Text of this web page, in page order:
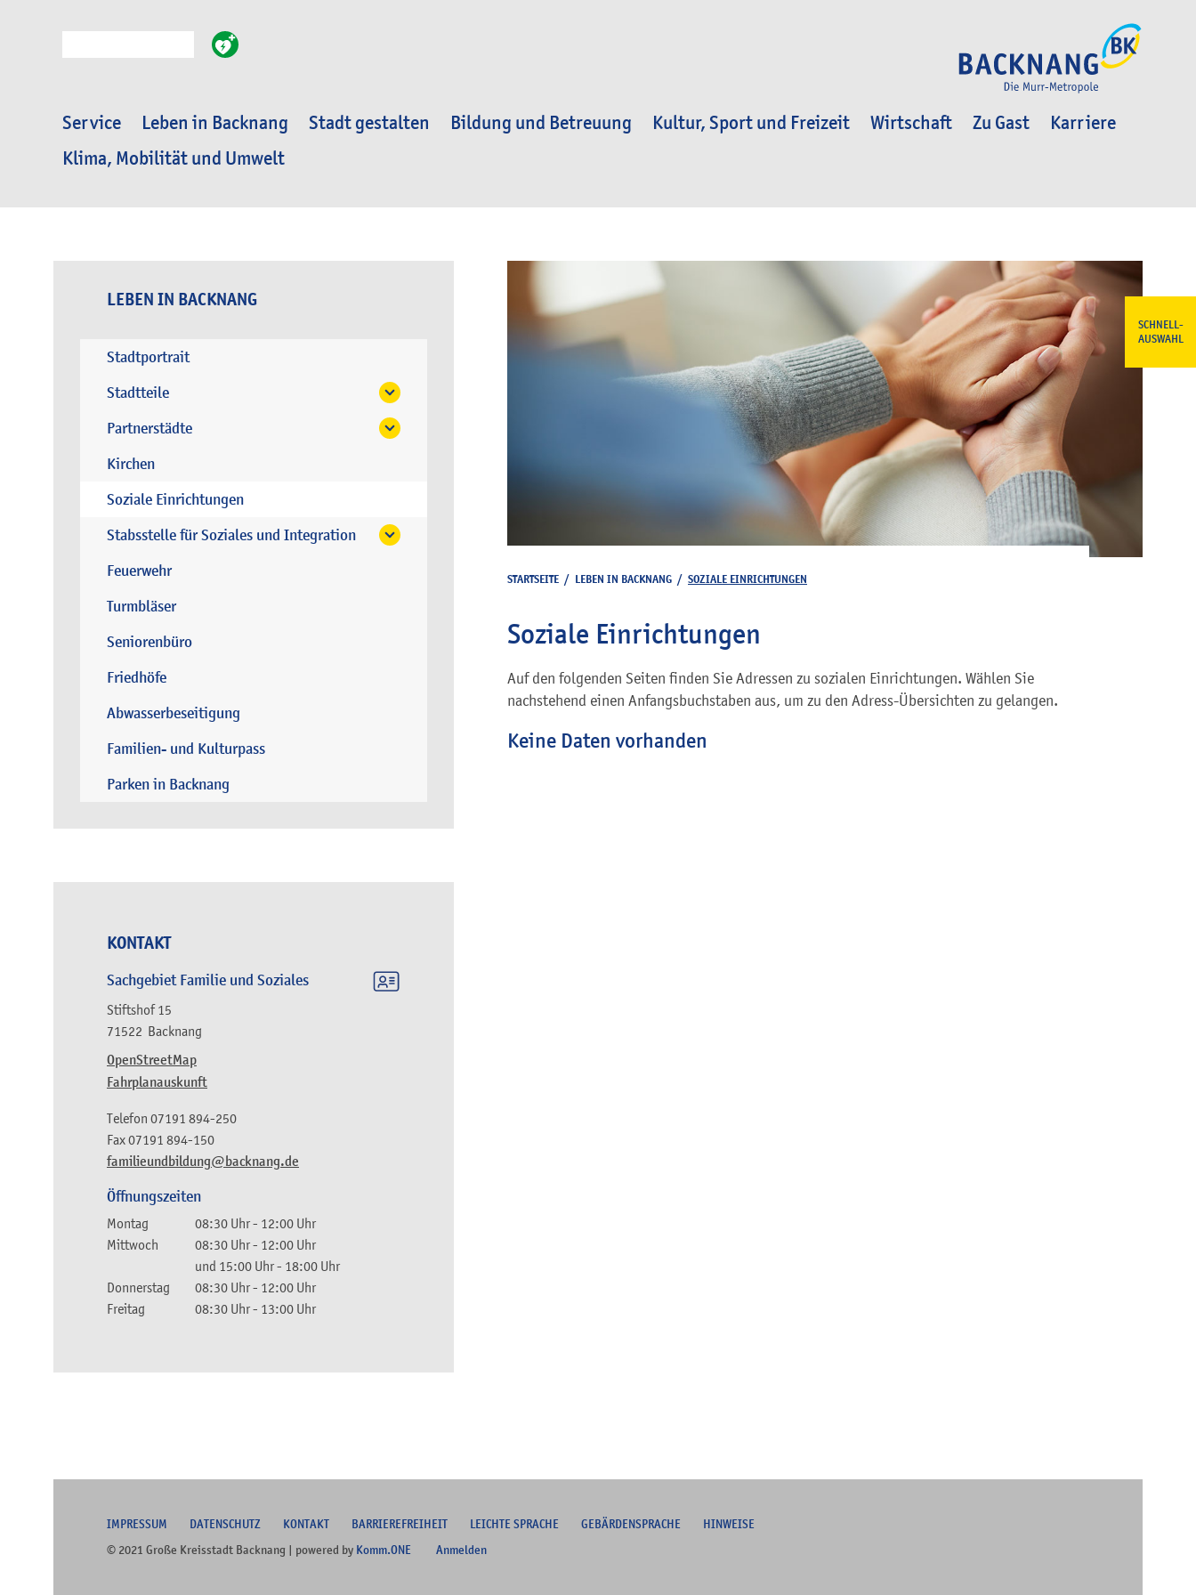
Service Leben in Backnang Stadt gestalten Bildung und Betreuung Kultur, Sport und Freizeit Wirtschaft Zu Gast
Karriere
Klima, Mobilität und Umwelt
SCHNELL-
AUSWAHL
LEBEN IN BACKNANG
Stadtportrait
Stadtteile
Partnerstädte
Kirchen
Soziale Einrichtungen
Stabsstelle für Soziales und Integration
Feuerwehr
Turmbläser
Seniorenbüro
Friedhöfe
Abwasserbeseitigung
Familien- und Kulturpass
Parken in Backnang
KONTAKT
Sachgebiet Familie und Soziales
Stiftshof 15
71522 Backnang
OpenStreetMap
Fahrplanauskunft
familieundbildung@backnang.de
Telefon 07191 894-250
Fax07191 894-150
Öffnungszeiten
Montag 08:30 Uhr- 12:00 Uhr
Mittwoch
08:30 Uhr- 12:00 Uhr
und 15:00 Uhr- 18:00 Uhr
Donnerstag
08:30 Uhr- 12:00 Uhr
Freitag
08:30 Uhr- 13:00 Uhr
STARTSEITE / LEBEN IN BACKNANG / SOZIALE EINRICHTUNGEN
Soziale Einrichtungen
Auf den folgenden Seiten finden Sie Adressen zu sozialen Einrichtungen. Wählen Sie
nachstehend einen Anfangsbuchstaben aus, um zu den Adress-Übersichten zu gelangen.
Keine Daten vorhanden
IMPRESSUM DATENSCHUTZ KONTAKT BARRIEREFREIHEIT LEICHTE SPRACHE GEBÄRDENSPRACHE
HINWEISE
© 2021 Große Kreisstadt Backnang | powered by Komm.ONE Anmelden